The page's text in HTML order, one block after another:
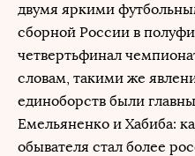
двумя яркими
сборной России в
четвертьфинал
словам, такими же
единоборств были
Емельяненко и Хабиба:
обывателя стал более